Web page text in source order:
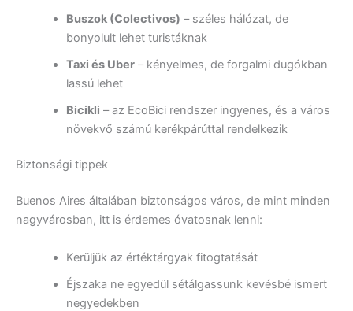
Buszok (Colectivos) – széles hálózat, de
bonyolult lehet turistáknak
Taxi és Uber– kényelmes, de forgalmi dugókban
lassú lehet
Bicikli – az EcoBici rendszer ingyenes, és a város
növekvő számú kerékpárúttal rendelkezik
Biztonsági tippek
Buenos Aires általában biztonságos város, de mint minden
nagyvárosban, itt is érdemes óvatosnak lenni:
Kerüljük az értéktárgyak fitogtatását
Éjszaka ne egyedül sétálgassunk kevésbé ismert
negyedekben